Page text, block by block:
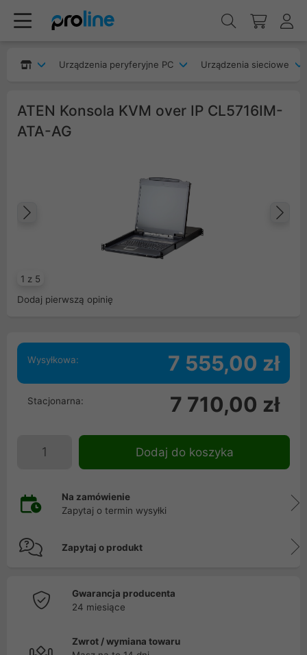
Urządzenia peryferyjne PC Urządzenia sieciowe
ATEN Konsola KVM over IP CL5716IM-
ATA-AG
1 z 5
Poprzedni
Dodaj pierwszą opinię
Wysyłkowa: 7 555,00 zł
Stacjonarna: 7 710,00 zł
Dodaj do koszyka
Na zamówienie
Zapytaj o termin wysyłki
Zapytaj o produkt
Gwarancja producenta
24 miesiące
Zwrot / wymiana towaru